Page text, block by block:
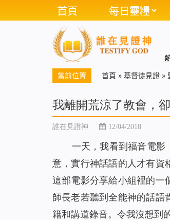
首頁 每日靈糧
當前位置 首頁 » 基督徒見證 »
我離開荒涼了教會，
誰在見證神 12/04/2018
一天，我看到福音電影
意，實行神話語的人才有資
這部電影分享給小組裡的一
師長老若聽到全能神的話語
籍和講道錄音。令我沒想到